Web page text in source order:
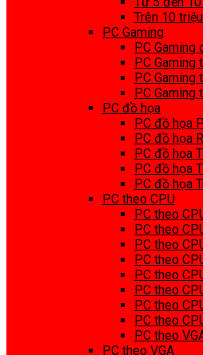
Trên 10 triệu
PC Gaming
PC Gaming
PC Gaming
PC Gaming
PC Gaming
PC đồ họa
PC đồ họa
PC đồ họa
PC đồ họa
PC đồ họa
PC đồ họa
PC theo CPU
PC theo
PC theo
PC theo
PC theo
PC theo
PC theo
PC theo
PC theo
PC theo
PC theo VGA